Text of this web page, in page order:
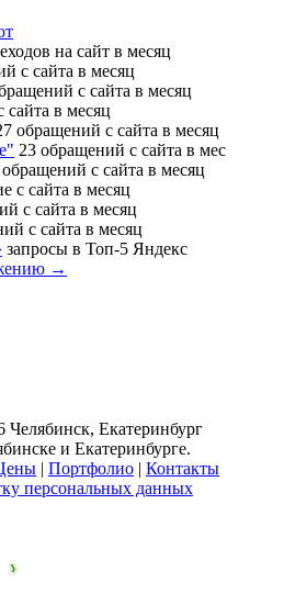
на сайт в месяц
с сайта в месяц
с сайта в месяц
в месяц
обращений с сайта в месяц
23 обращений с сайта в мес
обращений с сайта в месяц
с сайта в месяц
с сайта в месяц
с сайта в месяц
запросы в Топ-5 Яндекс
→
Екатеринбург
и Екатеринбурге.
| Портфолио | Контакты
персональных данных